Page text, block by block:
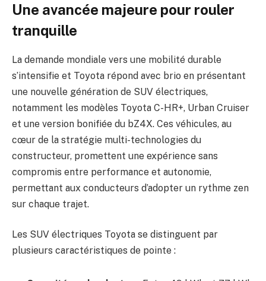
Une avancée majeure pour rouler
tranquille
La demande mondiale vers une mobilité durable
s’intensifie et Toyota répond avec brio en présentant
une nouvelle génération de SUV électriques,
notamment les modèles Toyota C-HR+, Urban Cruiser
et une version bonifiée du bZ4X. Ces véhicules, au
cœur de la stratégie multi-technologies du
constructeur, promettent une expérience sans
compromis entre performance et autonomie,
permettant aux conducteurs d’adopter un rythme zen
sur chaque trajet.
Les SUV électriques Toyota se distinguent par
plusieurs caractéristiques de pointe :